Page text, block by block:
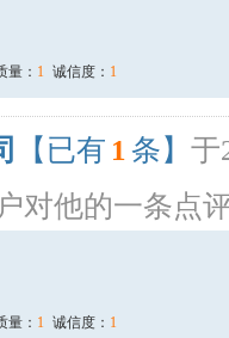
量： 1 诚信度： 1
【已有 1 条】 于
对他的一条点
量： 1 诚信度： 1